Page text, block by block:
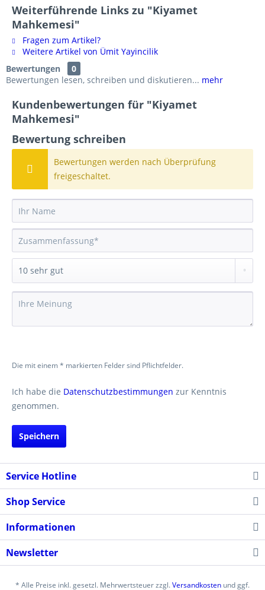
Weiterführende Links zu "Kiyamet
Mahkemesi"
Fragen zum Artikel?
Weitere Artikel von Ümit Yayincilik
Bewertungen
0
Bewertungen lesen, schreiben und diskutieren... mehr
Kundenbewertungen für "Kiyamet
Mahkemesi"
Bewertung schreiben
Bewertungen werden nach Überprüfung
freigeschaltet.
Die mit einem * markierten Felder sind Pflichtfelder.
Ich habe die Datenschutzbestimmungen zur Kenntnis
genommen.
Speichern
Service Hotline
Shop Service
Informationen
Newsletter
* Alle Preise inkl. gesetzl. Mehrwertsteuer zzgl.Versandkosten und ggf.